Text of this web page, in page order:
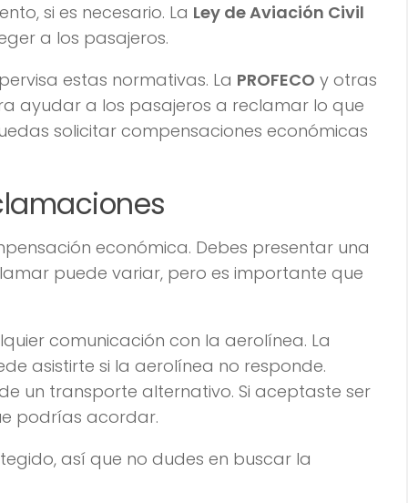
si es necesario. La Ley de Aviación Civil
a los pasajeros.
estas normativas. La PROFECO y otras
ayudar a los pasajeros a reclamar lo que
solicitar compensaciones económicas
económica. Debes presentar una
puede variar, pero es importante que
comunicación con la aerolínea. La
asistirte si la aerolínea no responde.
un transporte alternativo. Si aceptaste ser
podrías acordar.
así que no dudes en buscar la